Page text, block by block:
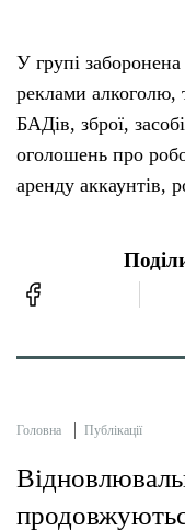
У групі заборонена
реклами алкоголю,
БАДів, зброї,
оголошень про
аренду аккаунтів,
Головна Публікації